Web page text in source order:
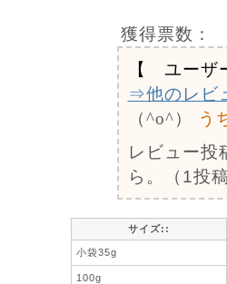
獲得票数：
【 ユーザ
⇒他のレビ
（^o^）
う
レビュー投
ら。（1投
サイズ::
小袋35g
100g